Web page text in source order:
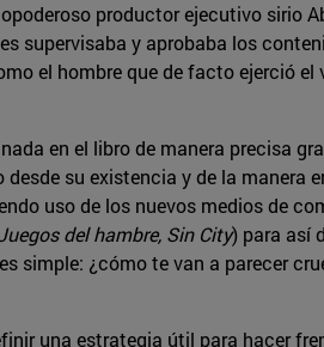
productor ejecutivo sirio
supervisaba y aprobaba los
el hombre que de facto ejerció
en el libro de manera precisa
su existencia y de la
uso de los nuevos medios de
del hambre, Sin City) para así
simple: ¿cómo te van a parecer
una estrategia útil para hacer